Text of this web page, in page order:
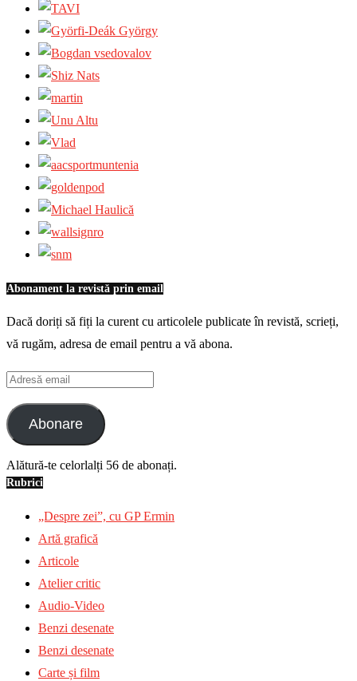
Abonament la revistă prin email
Dacă doriți să fiți la curent cu articolele publicate în revistă, scrieți,
vă rugăm, adresa de email pentru a vă abona.
Adresă
email
Abonare
Alătură-te celorlalți 56 de abonați.
Rubrici
„Despre zei”, cu GP Ermin
Artă grafică
Articole
Atelier critic
Audio-Video
Benzi desenate
Benzi desenate
Carte și film